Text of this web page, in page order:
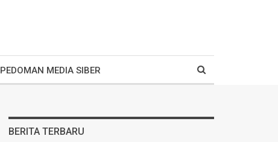
PEDOMAN MEDIA SIBER
BERITA TERBARU